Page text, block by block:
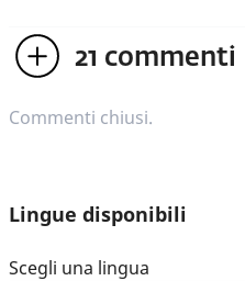
21 commenti
Commenti chiusi.
Lingue disponibili
Scegli una lingua